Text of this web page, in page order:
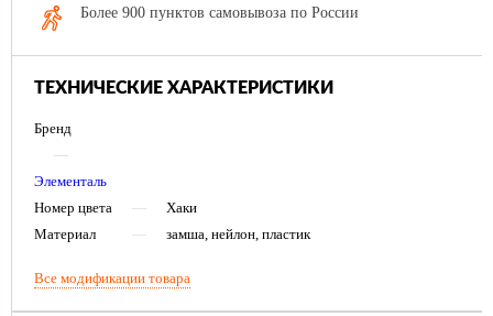
Более 900 пунктов самовывоза по России
ТЕХНИЧЕСКИЕ ХАРАКТЕРИСТИКИ
Бренд
—
Элементаль
Номер цвета
—
Хаки
Материал
— замша, нейлон, пластик
Все модификации товара